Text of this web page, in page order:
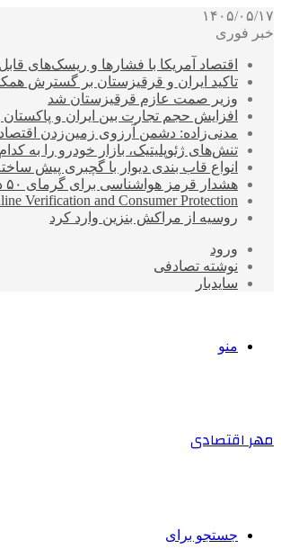
۱۴۰۵/۰۵/۱۷
خبر فوری
اقتصاد آمریکا با فشارها و ریسک‌های
تاکید ایران و قرقیزستان بر گسترش
وزیر صمت عازم قرقیزستان شد
افزایش حجم تجارت بین ایران و پاکستان به رقم ۱۰
مدنی‌زاده: دشمن آرزوی زمین‌زدن اقتصاد
تنش‌های ژئوپلیتیک، بازار خودرو را به
انواع قاب بندی دیوار با گچبری پیش
هشدار قرمز هواشناسی برای گرمای ۵۰ درجه؛ بارش‌های سیل‌آسا در ۳ استان
Verification and Consumer Protection
روسیه از مراکش بنزین وارد کرد
ورود
نوشته تصادفی
سایدبار
منو
مهر اقتصادی
جستجو برای